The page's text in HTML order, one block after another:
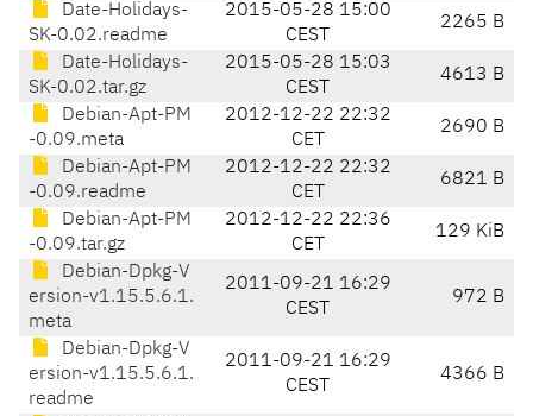
Date-Holidays-
SK-0.02.readme
2015-05-28 15:00
CEST
2265 B
Date-Holidays-
SK-0.02.tar.gz
2015-05-28 15:03
CEST
4613 B
Debian-Apt-PM
-0.09.meta
2012-12-22 22:32
CET
2690 B
Debian-Apt-PM
-0.09.readme
2012-12-22 22:32
CET
6821 B
Debian-Apt-PM
-0.09.tar.gz
2012-12-22 22:36
CET
129 KiB
Debian-Dpkg-V
ersion-v1.15.5.6.1.
meta
2011-09-21 16:29
CEST
972 B
Debian-Dpkg-V
ersion-v1.15.5.6.1.
readme
2011-09-21 16:29
CEST
4366 B